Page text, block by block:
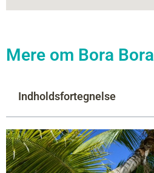
Mere om Bora Bora
Indholdsfortegnelse